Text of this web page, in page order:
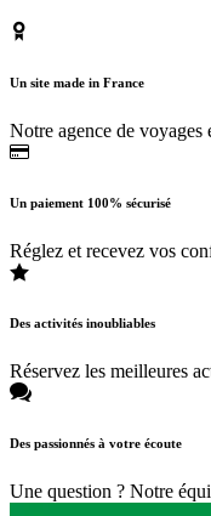
Un site made in France
Notre agence de voyages
Un paiement 100% sécurisé
Réglez et recevez vos
Des activités inoubliables
Réservez les meilleures
Des passionnés à votre écoute
Une question ? Notre